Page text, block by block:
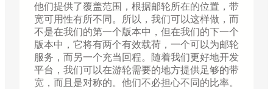
他们提供了覆盖范围，根据邮轮所在的位置，带
宽可用性有所不同。所以，我们可以这样做，而
不是在我们的第一个版本中，但在我们的下一个
版本中，它将有两个有效载荷，一个可以为邮轮
服务，而另一个充当回程。随着我们更好地开发
平台，我们可以在游轮需要的地方提供足够的带
宽，而且是对称的。他们不必担心不同的比率。